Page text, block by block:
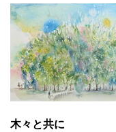
木々と共に